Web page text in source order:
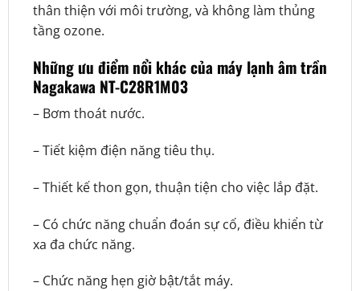
thân thiện với môi trường, và không làm thủng
tầng ozone.
Những ưu điểm nổi khác của máy lạnh âm trần
Nagakawa NT-C28R1M03
– Bơm thoát nước.
– Tiết kiệm điện năng tiêu thụ.
– Thiết kế thon gọn, thuận tiện cho việc lắp đặt.
– Có chức năng chuẩn đoán sự cố, điều khiển từ
xa đa chức năng.
– Chức năng hẹn giờ bật/tắt máy.